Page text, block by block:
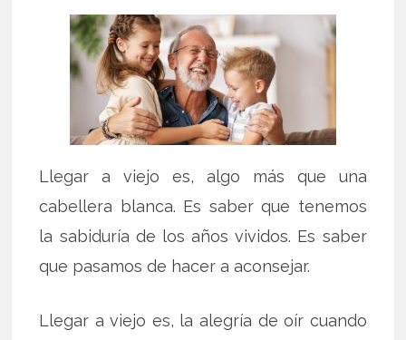
Llegar a viejo es, algo más que una
cabellera blanca. Es saber que tenemos
la sabiduría de los años vividos. Es saber
que pasamos de hacer a aconsejar.
Llegar a viejo es, la alegría de oír cuando